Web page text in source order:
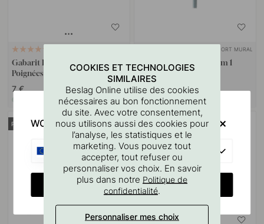
Gabarit De Perçage Pour
Poignées Et Boutons
7 €
SUPPORT MURAL
Goupille à vis M4x50mm 1
pièce
1.10 €
En stock
POPULAR
COOKIES ET TECHNOLOGIES
SIMILAIRES
Beslag Online utilise des cookies
nécessaires au bon fonctionnement
du site. Avec votre consentement,
nous utilisons aussi des cookies pour
l’analyse, les statistiques et le
marketing. Vous pouvez tout
accepter, tout refuser ou
personnaliser vos choix. En savoir
plus dans notre Politique de
confidentialité.
Personnaliser mes choix
WOULD YOU RATHER VISIT?
CHANGE COUNTRY